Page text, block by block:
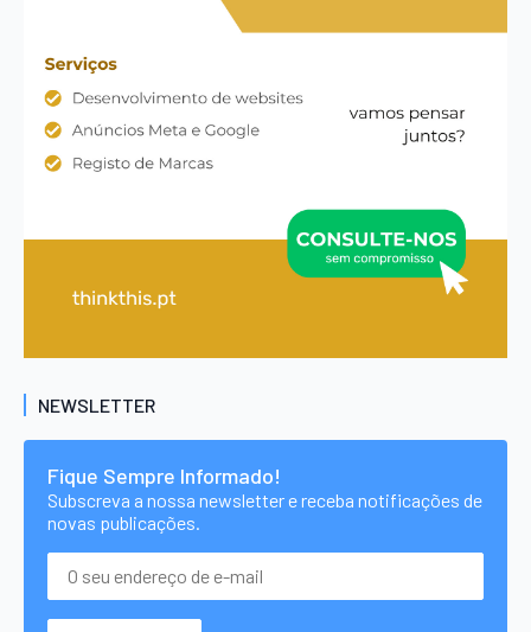
NEWSLETTER
Fique Sempre Informado!
Subscreva a nossa newsletter e receba notificações de
novas publicações.